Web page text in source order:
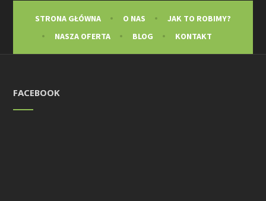
STRONA GŁÓWNA O NAS
JAK TO ROBIMY?
NASZA OFERTA
BLOG KONTAKT
FACEBOOK